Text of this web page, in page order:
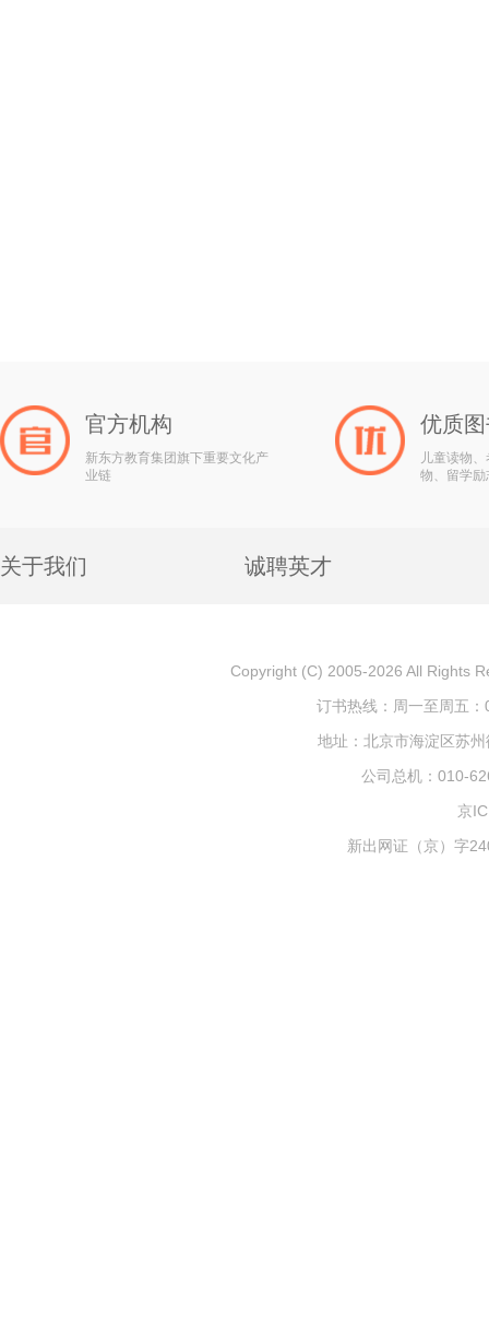
官方机构
新东方教育集团旗下重要文化产
业链
优质
儿童读物
物、留学
关于我们 诚聘英才
Copyright (C) 2005-2026 All Rights
订书热线：周一至周五
地址：北京市海淀区苏
公司总机：010-
京
新出网证（京）字